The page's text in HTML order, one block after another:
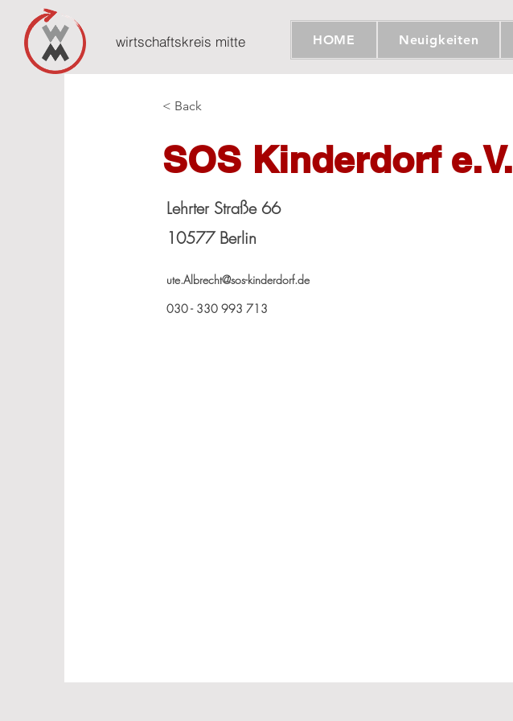
wirtschaftskreis mitte HOME Neuigkeiten
< Back
SOS Kinderdorf e.V.
Lehrter Straße 66
10577 Berlin
ute.Albrecht@sos-kinderdorf.de
030 - 330 993 713